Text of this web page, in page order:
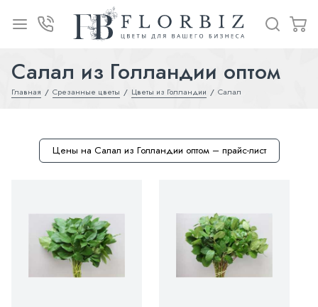
Салал из Голландии оптом
Главная Срезанные цветы Цветы из Голландии Салал
Цены на Салал из Голландии оптом – прайс-лист